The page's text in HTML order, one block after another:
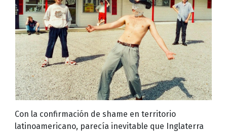
Con la confirmación de shame en territorio
latinoamericano, parecía inevitable que Inglaterra